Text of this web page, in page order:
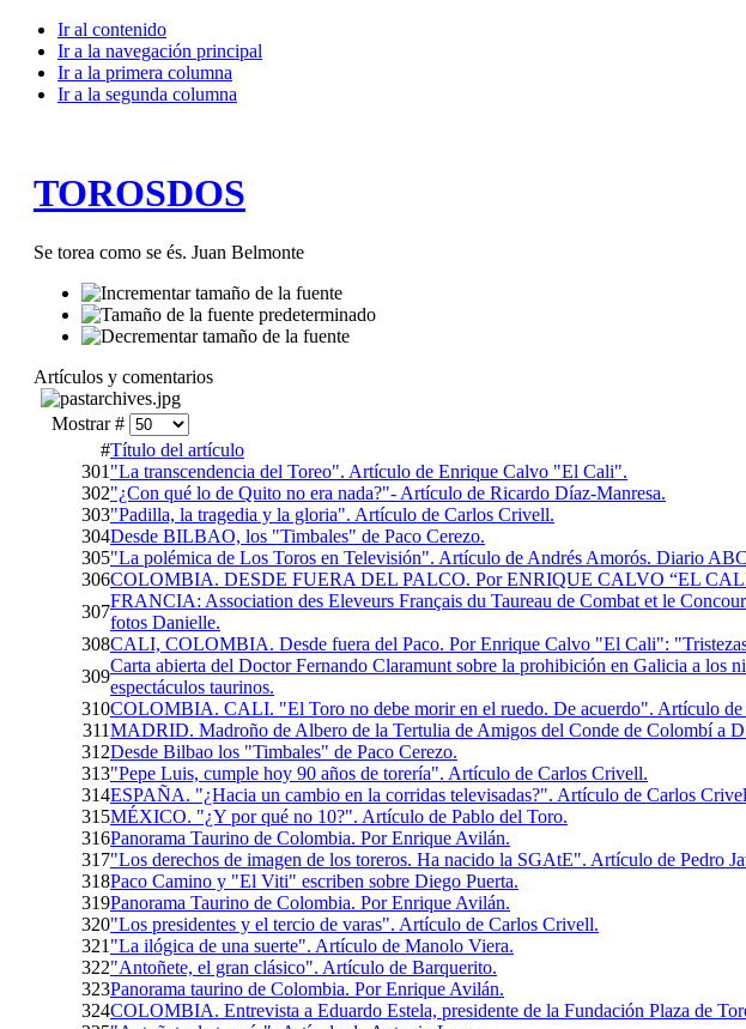
Ir al contenido
Ir a la navegación principal
Ir a la primera columna
Ir a la segunda columna
TOROSDOS
Se torea como se és. Juan Belmonte
Artículos y comentarios
Mostrar #
#Título del artículo
301 "La transcendencia del Toreo". Artículo de Enrique Calvo "El Cali".
302"¿Con qué lo de Quito no era nada?"- Artículo de Ricardo Díaz-Manresa.
303"Padilla, la tragedia y la gloria". Artículo de Carlos Crivell.
304Desde BILBAO, los "Timbales" de Paco Cerezo.
305"La polémica de Los Toros en Televisión". Artículo de Andrés Amorós. Diario
306COLOMBIA. DESDE FUERA DEL PALCO. Por ENRIQUE CALVO “EL
307
FRANCIA: Association des Eleveurs Français du Taureau de Combat et le
fotos Danielle.
308CALI, COLOMBIA. Desde fuera del Paco. Por Enrique Calvo "El Cali":
309
Carta abierta del Doctor Fernando Claramunt sobre la prohibición en Galicia a los
espectáculos taurinos.
310COLOMBIA. CALI. "El Toro no debe morir en el ruedo. De acuerdo". Artículo
311MADRID. Madroño de Albero de la Tertulia de Amigos del Conde de Colombí a
312Desde Bilbao los "Timbales" de Paco Cerezo.
313"Pepe Luis, cumple hoy 90 años de torería". Artículo de Carlos Crivell.
314
ESPAÑA. "¿Hacia un cambio en la corridas televisadas?‏". Artículo de Carlos
315MÉXICO. "¿Y por qué no 10?". Artículo de Pablo del Toro.
316Panorama Taurino de Colombia. Por Enrique Avilán.
317"Los derechos de imagen de los toreros. Ha nacido la SGAtE". Artículo de Pedro
318Paco Camino y "El Viti" escriben sobre Diego Puerta.
319Panorama Taurino de Colombia. Por Enrique Avilán.
320"Los presidentes y el tercio de varas". Artículo de Carlos Crivell.
321 "La ilógica de una suerte". Artículo de Manolo Viera.
322"Antoñete, el gran clásico". Artículo de Barquerito.
323Panorama taurino de Colombia. Por Enrique Avilán.
324COLOMBIA. Entrevista a Eduardo Estela, presidente de la Fundación Plaza de